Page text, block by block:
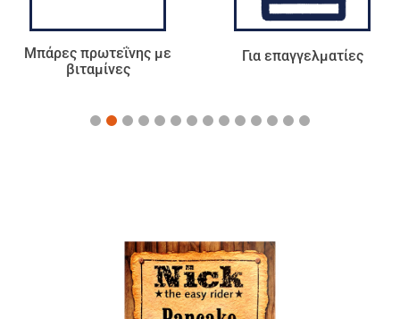
με Για επαγγελματίες Τσάι -